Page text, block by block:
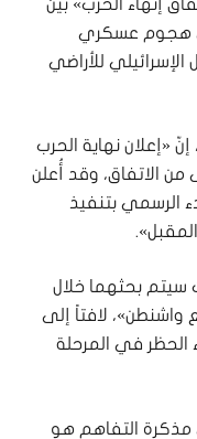
إنهاء الحرب» بين
هجوم عسكري
الإسرائيلي للأراضي
«إعلان نهاية الحرب
الاتفاق، وقد أُعلن
الرسمي بتنفيذ
سيتم بحثهما خلال
الممتدة لـ60 يوماً مع واشنطن»، لافتاً إلى
الحظر في المرحلة
التفاهم هو